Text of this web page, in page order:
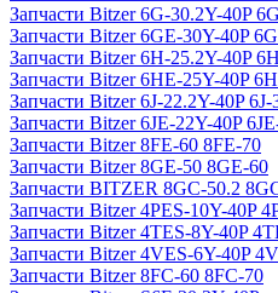
Запчасти Bitzer 6G-30.2Y-40P
Запчасти Bitzer 6GE-30Y-40P
Запчасти Bitzer 6H-25.2Y-40P
Запчасти Bitzer 6HE-25Y-40P
Запчасти Bitzer 6J-22.2Y-40P 6J-
Запчасти Bitzer 6JE-22Y-40P
Запчасти Bitzer 8FE-60 8FE-70
Запчасти Bitzer 8GE-50 8GE-60
Запчасти BITZER 8GC-50.2
Запчасти Bitzer 4PES-10Y-40P
Запчасти Bitzer 4TES-8Y-40P
Запчасти Bitzer 4VES-6Y-40P
Запчасти Bitzer 8FC-60 8FC-70